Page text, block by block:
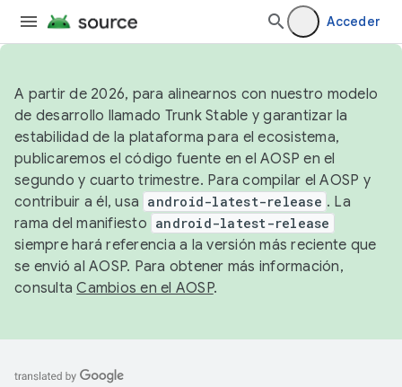
Acceder
A partir de 2026, para alinearnos con nuestro modelo
de desarrollo llamado Trunk Stable y garantizar la
estabilidad de la plataforma para el ecosistema,
publicaremos el código fuente en el AOSP en el
segundo y cuarto trimestre. Para compilar el AOSP y
contribuir a él, usa android-latest-release . La
rama del manifiesto android-latest-release
siempre hará referencia a la versión más reciente que
se envió al AOSP. Para obtener más información,
consultaCambios en el AOSP.